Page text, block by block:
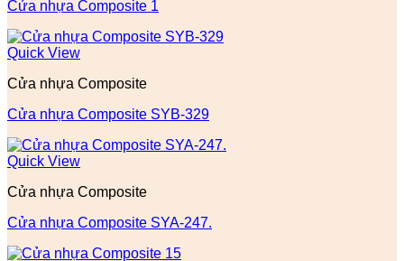
Cửa nhựa Composite 1
Quick View
Cửa nhựa Composite
Cửa nhựa Composite SYB-329
Quick View
Cửa nhựa Composite
Cửa nhựa Composite SYA-247.